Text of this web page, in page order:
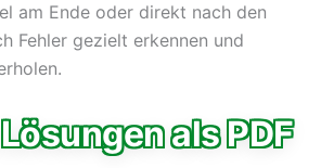
am Ende oder direkt nach den
Fehler gezielt erkennen und
als PDF